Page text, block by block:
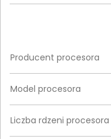
Producent procesora
Model procesora
Liczba rdzeni procesora